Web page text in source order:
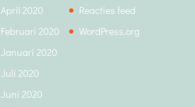
April 2020
Februari 2020
Januari 2020
Juli 2020
Juni 2020
Reacties feed
WordPress.org